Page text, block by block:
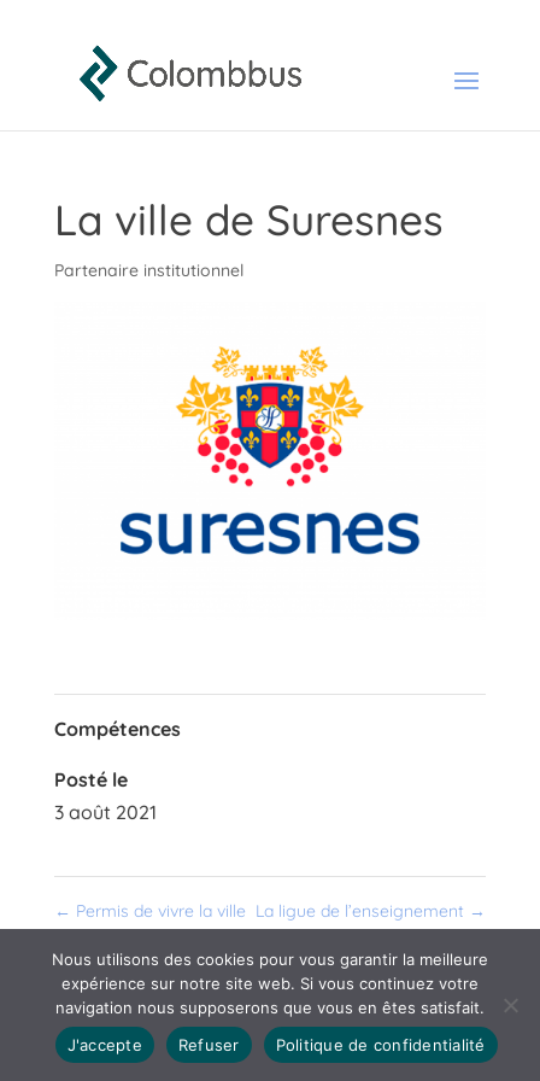
La ville de Suresnes
Partenaire institutionnel
Compétences
Posté le
3 août 2021
← Permis de vivre la ville La ligue de l’enseignement →
Nous utilisons des cookies pour vous garantir la meilleure
expérience sur notre site web. Si vous continuez votre
navigation nous supposerons que vous en êtes satisfait.
J'accepte
Refuser Politique de confidentialité